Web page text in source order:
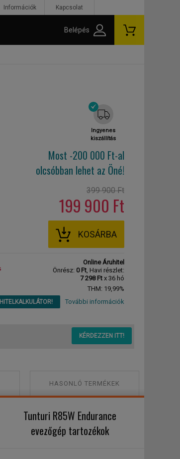
Ingyenes
kiszállítás
Most -200 000 Ft-al
olcsóbban lehet az Öné!
399 900 Ft
199 900 Ft
KOSÁRBA
Online Áruhitel
Önrész: 0 Ft, Havi részlet:
7 298 Ft x 36 hó
THM: 19,99%
HITELKALKULÁTOR! További információk
KÉRDEZZEN ITT!
HASONLÓ TERMÉKEK
Tunturi R85W Endurance
evezőgép tartozékok
Információk Kapcsolat
Belépés